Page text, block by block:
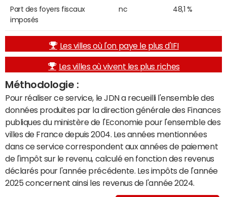
Part des foyers fiscaux
imposés
nc 48,1 %
Les villes où l'on paye le plus d'IFI
Les villes où vivent les plus riches
Méthodologie :
Pour réaliser ce service, le JDN a recueilli l'ensemble des
données produites par la direction générale des Finances
publiques du ministère de l'Economie pour l'ensemble des
villes de France depuis 2004. Les années mentionnées
dans ce service correspondent aux années de paiement
de l'impôt sur le revenu, calculé en fonction des revenus
déclarés pour l'année précédente. Les impôts de l'année
2025 concernent ainsi les revenus de l'année 2024.